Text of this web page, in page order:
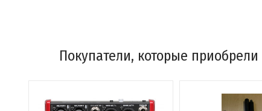
Покупатели, которые